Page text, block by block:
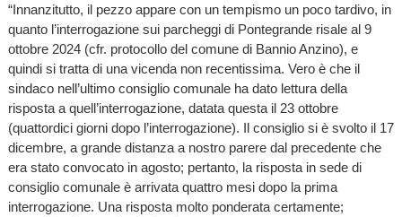
“Innanzitutto, il pezzo appare con un tempismo un poco tardivo, in
quanto l’interrogazione sui parcheggi di Pontegrande risale al 9
ottobre 2024 (cfr. protocollo del comune di Bannio Anzino), e
quindi si tratta di una vicenda non recentissima. Vero è che il
sindaco nell’ultimo consiglio comunale ha dato lettura della
risposta a quell’interrogazione, datata questa il 23 ottobre
(quattordici giorni dopo l’interrogazione). Il consiglio si è svolto il 17
dicembre, a grande distanza a nostro parere dal precedente che
era stato convocato in agosto; pertanto, la risposta in sede di
consiglio comunale è arrivata quattro mesi dopo la prima
interrogazione. Una risposta molto ponderata certamente;